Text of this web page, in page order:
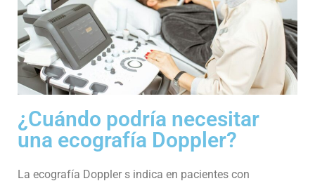
¿Cuándo podría necesitar
una ecografía Doppler?
La ecografía Doppler s indica en pacientes con